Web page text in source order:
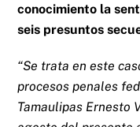
conocimiento la
seis presuntos
“Se trata en este
procesos penales
Tamaulipas Ernesto